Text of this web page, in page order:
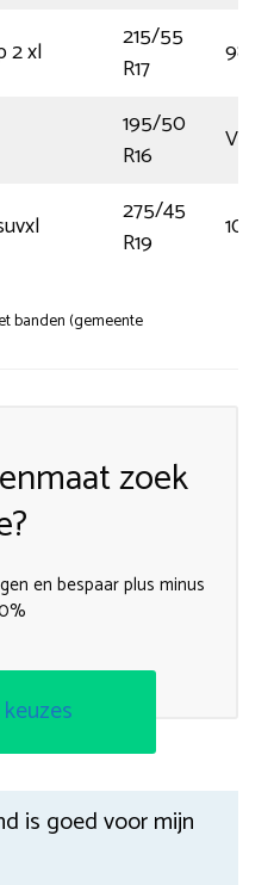
2 xl
215/55
R17
98V
195/50
R16
V88
275/45
R19
108Y
banden (gemeente
zoek
en bespaar plus minus
is goed voor mijn